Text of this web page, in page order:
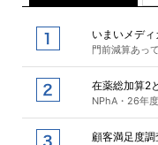
いまいメデ
門前減算あっ
在薬総加算2
NPhA・26年
顧客満足度